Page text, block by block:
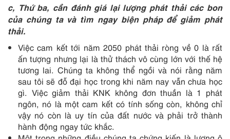
c, Thứ ba, cần đánh giá lại lượng phát thải các bon
của chúng ta và tìm ngay biện pháp để giảm phát
thải.
Việc cam kết tới năm 2050 phát thải ròng về 0 là rất
ấn tượng nhưng lại là thử thách vô cùng lớn với thế hệ
tương lai. Chúng ta không thể ngồi và nói rằng năm
sau tôi sẽ đỗ đại học trong khi năm nay vẫn chưa học
gì. Việc giảm thải KNK không đơn thuần là 1 phát
ngôn, nó là một cam kết có tính sống còn, không chỉ
vậy nó còn là uy tín của đất nước và phải trở thành
hành động ngay tức khắc.